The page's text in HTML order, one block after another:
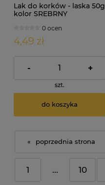
Lak do korków - laska 50g
kolor SREBRNY
0 ocen
4,49 zł
- +
szt.
do koszyka
«
1 ... 10